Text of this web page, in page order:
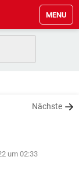
MENU
Nächste
um 02:33